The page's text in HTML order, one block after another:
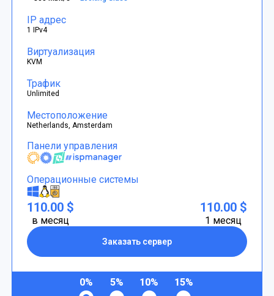
IP адрес
1 IPv4
Виртуализация
KVM
Трафик
Unlimited
Местоположение
Netherlands, Amsterdam
Панели управления
Операционные системы
110.00 $
в месяц
Заказать сервер
110.00 $
1 месяц
0% 5% 10% 15%